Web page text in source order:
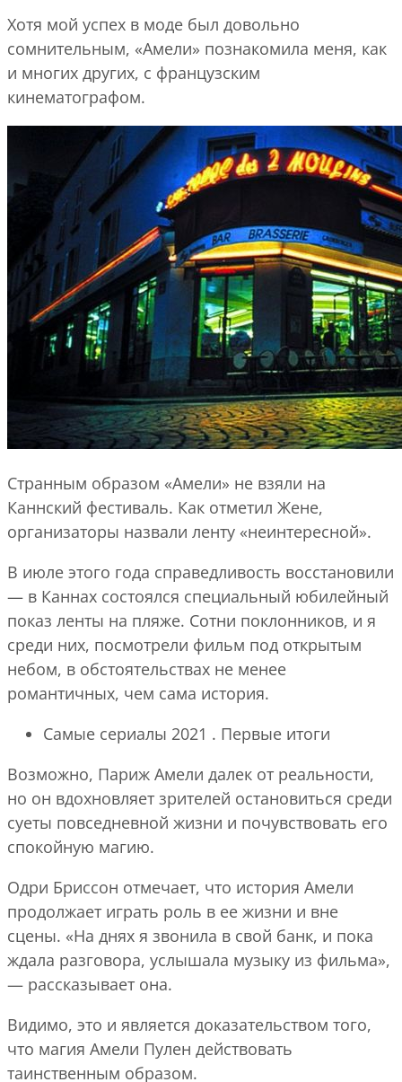
Хотя мой успех в моде был довольно
сомнительным, «Амели» познакомила меня, как
и многих других, с французским
кинематографом.
Странным образом «Амели» не взяли на
Каннский фестиваль. Как отметил Жене,
организаторы назвали ленту «неинтересной».
В июле этого года справедливость восстановили
— в Каннах состоялся специальный юбилейный
показ ленты на пляже. Сотни поклонников, и я
среди них, посмотрели фильм под открытым
небом, в обстоятельствах не менее
романтичных, чем сама история.
Самые сериалы 2021 . Первые итоги
Возможно, Париж Амели далек от реальности,
но он вдохновляет зрителей остановиться среди
суеты повседневной жизни и почувствовать его
спокойную магию.
Одри Бриссон отмечает, что история Амели
продолжает играть роль в ее жизни и вне
сцены. «На днях я звонила в свой банк, и пока
ждала разговора, услышала музыку из фильма»,
— рассказывает она.
Видимо, это и является доказательством того,
что магия Амели Пулен действовать
таинственным образом.